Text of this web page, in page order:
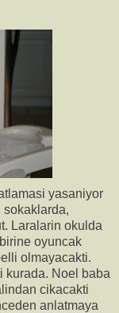
yasaniyor
sokaklarda,
Laralarin okulda
oyuncak
olmayacakti.
kurada. Noel baba
cikacakti
anlatmaya